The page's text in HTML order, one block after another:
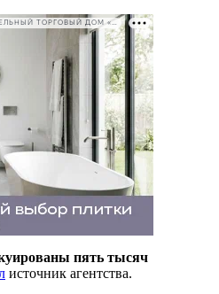
РЕКЛАМА • ООО СТРОИТЕЛЬНЫЙ ТОРГОВЫЙ ДОМ «ПЕТРОВИЧ». ИНН: 7802348846
пять тысяч
источник агентства.